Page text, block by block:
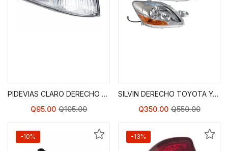
PIDEVIAS CLARO DERECHO TOYOTA COROLLA 93-97
Q95.00 Q105.00
SILVIN DERECHO TOYOTA YARIS SEDÁN 07-12
Q350.00 Q550.00
-10% -13%